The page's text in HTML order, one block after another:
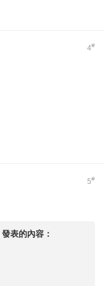
4#
5#
發表的內容：